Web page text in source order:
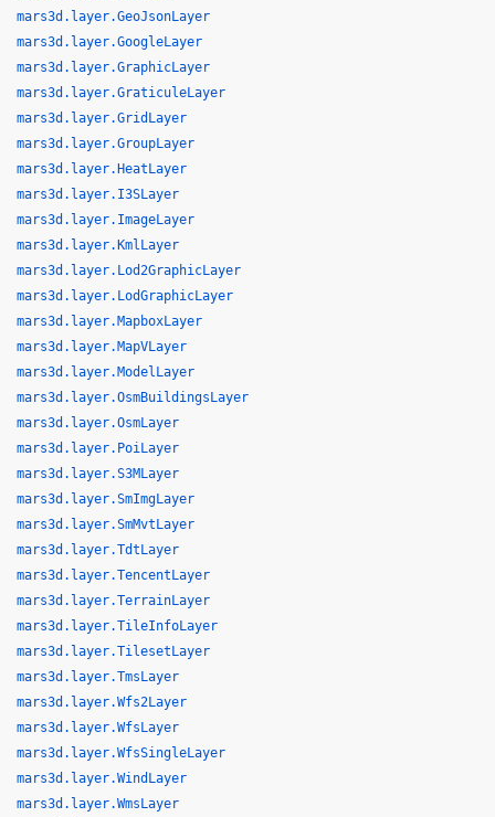
mars3d.layer.GeoJsonLayer
mars3d.layer.GoogleLayer
mars3d.layer.GraphicLayer
mars3d.layer.GraticuleLayer
mars3d.layer.GridLayer
mars3d.layer.GroupLayer
mars3d.layer.HeatLayer
mars3d.layer.I3SLayer
mars3d.layer.ImageLayer
mars3d.layer.KmlLayer
mars3d.layer.Lod2GraphicLayer
mars3d.layer.LodGraphicLayer
mars3d.layer.MapboxLayer
mars3d.layer.MapVLayer
mars3d.layer.ModelLayer
mars3d.layer.OsmBuildingsLayer
mars3d.layer.OsmLayer
mars3d.layer.PoiLayer
mars3d.layer.S3MLayer
mars3d.layer.SmImgLayer
mars3d.layer.SmMvtLayer
mars3d.layer.TdtLayer
mars3d.layer.TencentLayer
mars3d.layer.TerrainLayer
mars3d.layer.TileInfoLayer
mars3d.layer.TilesetLayer
mars3d.layer.TmsLayer
mars3d.layer.Wfs2Layer
mars3d.layer.WfsLayer
mars3d.layer.WfsSingleLayer
mars3d.layer.WindLayer
mars3d.layer.WmsLayer